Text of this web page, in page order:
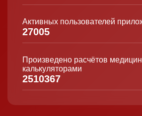
Активных пользователей
27005
Произведено расчётов
калькуляторами
2510367